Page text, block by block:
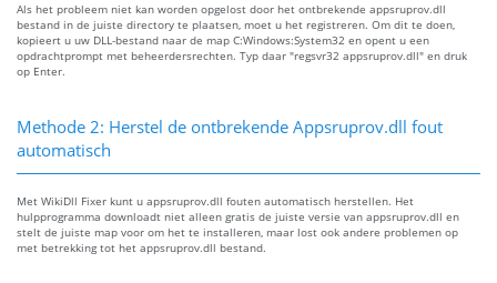
Als het probleem niet kan worden opgelost door het ontbrekende appsruprov.dll
bestand in de juiste directory te plaatsen, moet u het registreren. Om dit te doen,
kopieert u uw DLL-bestand naar de map C:Windows:System32 en opent u een
opdrachtprompt met beheerdersrechten. Typ daar "regsvr32 appsruprov.dll" en druk
op Enter.
Methode 2: Herstel de ontbrekende Appsruprov.dll fout
automatisch
Met WikiDll Fixer kunt u appsruprov.dll fouten automatisch herstellen. Het
hulpprogramma downloadt niet alleen gratis de juiste versie van appsruprov.dll en
stelt de juiste map voor om het te installeren, maar lost ook andere problemen op
met betrekking tot het appsruprov.dll bestand.